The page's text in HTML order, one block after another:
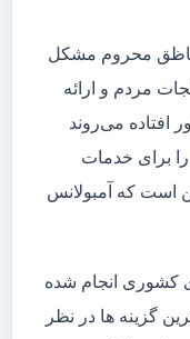
مناظق محروم مشکل
مردم و ارائه
افتاده می‌روند
را برای خدمات
است که آمبولانس
کشوری انجام شده
گزینه ها در نظر